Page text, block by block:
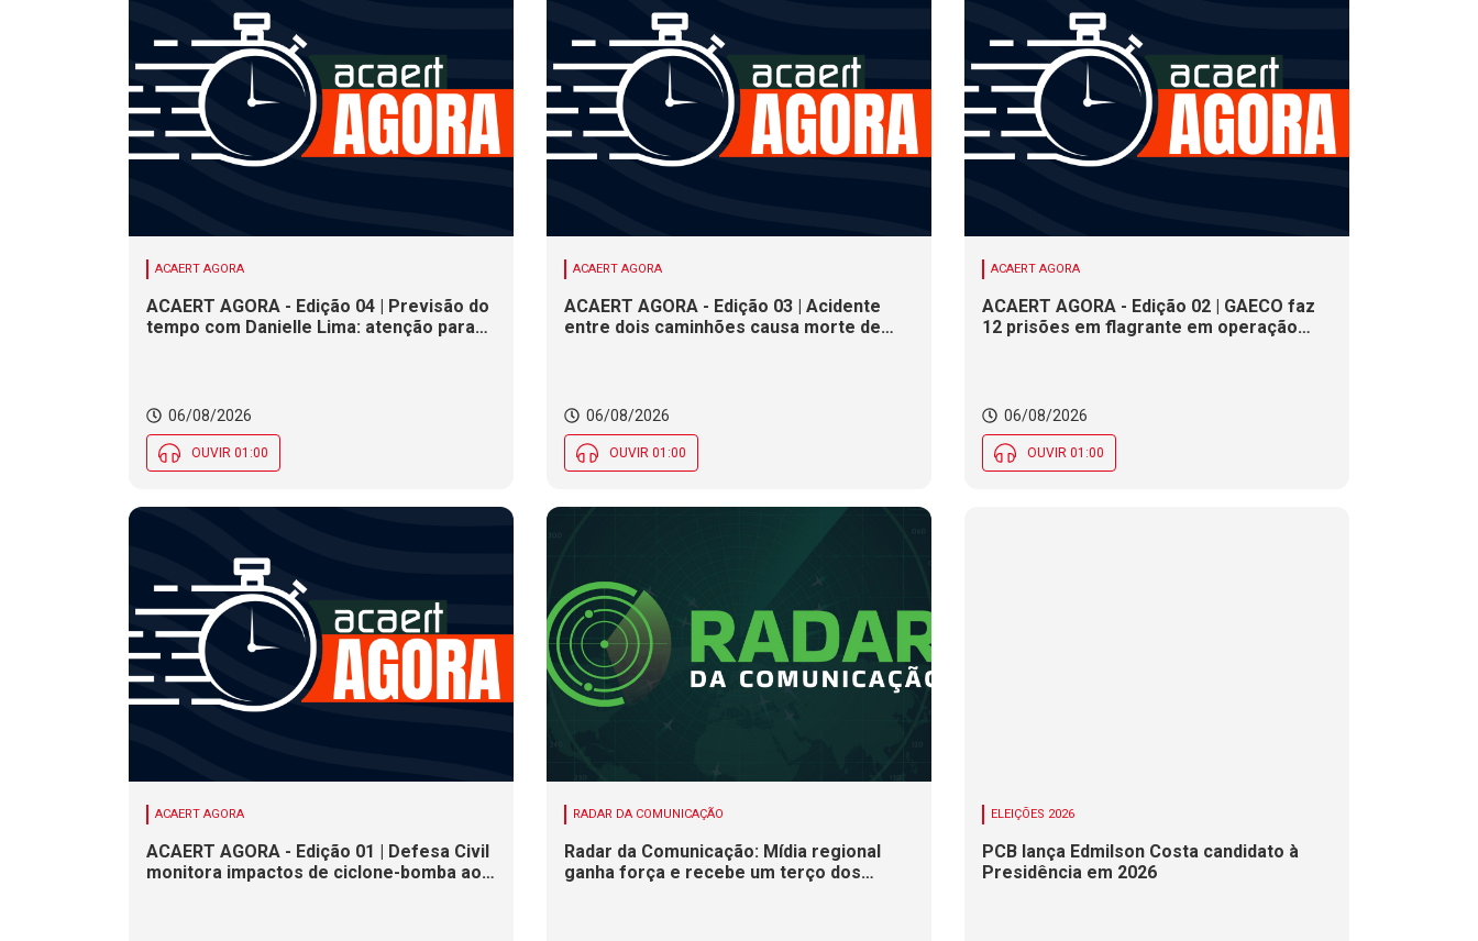
ACAERT AGORA
ACAERT AGORA - Edição 04 | Previsão do
tempo com Danielle Lima: atenção para
06/08/2026
OUVIR 01:00
ACAERT AGORA
ACAERT AGORA - Edição 03 | Acidente
entre dois caminhões causa morte de
Nacional recebe 15 mil pessoas a partir
desta quinta (6) em SC
06/08/2026
OUVIR 01:00
ACAERT AGORA
ACAERT AGORA - Edição 02 | GAECO faz
12 prisões em flagrante em operação
Evento debate tendências da indústria
nacional de cerâmica em SC
06/08/2026
OUVIR 01:00
ACAERT AGORA
ACAERT AGORA - Edição 01 | Defesa Civil
monitora impactos de ciclone-bomba ao
RADAR DA COMUNICAÇÃO
Radar da Comunicação: Mídia regional
ganha força e recebe um terço dos
ELEIÇÕES 2026
PCB lança Edmilson Costa candidato à
Presidência em 2026